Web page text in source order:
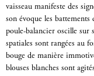
vaisseau manifeste des
son évoque les
poule-balancier oscille sur
spatiales sont rangées au
bouge de manière
blouses blanches sont